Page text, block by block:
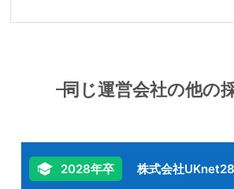
同じ運営会社の他の
2028年卒 株式会社UKnet28